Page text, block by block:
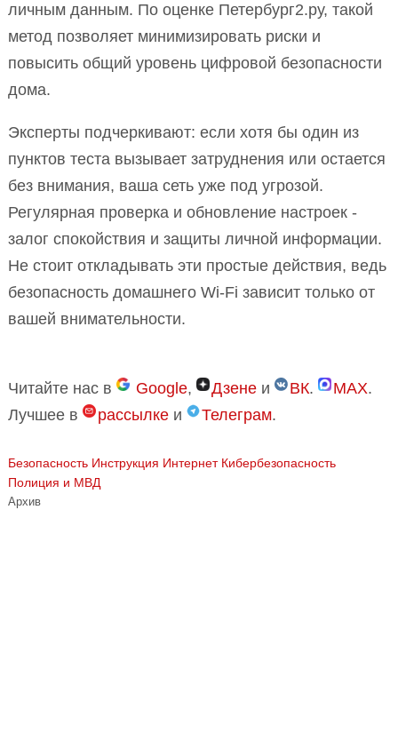
личным данным. По оценке Петербург2.ру, такой
метод позволяет минимизировать риски и
повысить общий уровень цифровой безопасности
дома.
Эксперты подчеркивают: если хотя бы один из
пунктов теста вызывает затруднения или остается
без внимания, ваша сеть уже под угрозой.
Регулярная проверка и обновление настроек -
залог спокойствия и защиты личной информации.
Не стоит откладывать эти простые действия, ведь
безопасность домашнего Wi-Fi зависит только от
вашей внимательности.
Читайте нас в Google, Дзене и ВК. MAX.
Лучшее в
рассылке и Телеграм.
Безопасность Инструкция Интернет Кибербезопасность
Полиция и МВД
Архив